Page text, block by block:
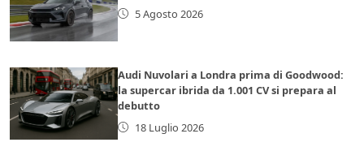
5 Agosto 2026
Audi Nuvolari a Londra prima di Goodwood:
la supercar ibrida da 1.001 CV si prepara al
debutto
18 Luglio 2026